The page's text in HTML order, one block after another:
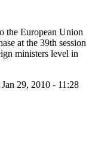
the European Union
at the 39th session
ministers level in
29, 2010 - 11:28